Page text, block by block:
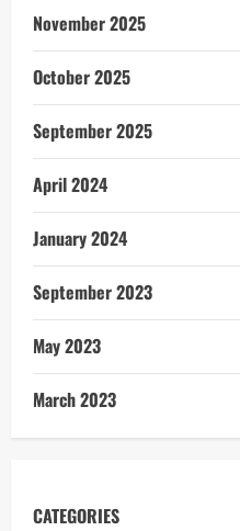
November 2025
October 2025
September 2025
April 2024
January 2024
September 2023
May 2023
March 2023
CATEGORIES